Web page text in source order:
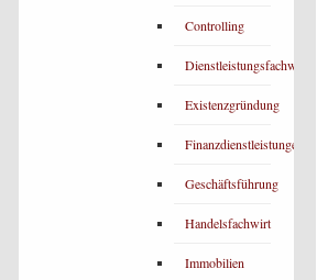
Controlling
Dienstleistungsfachwirt
Existenzgründung
Finanzdienstleistungen
Geschäftsführung
Handelsfachwirt
Immobilien